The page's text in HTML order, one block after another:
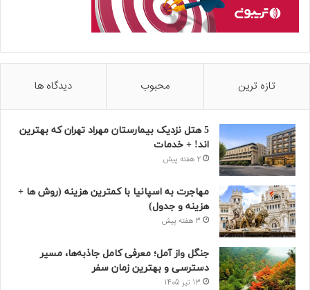
تازه ترین محبوب دیدگاه ها
5 هتل نزدیک بیمارستان مهراد تهران که بهترین‌
اند! + خدمات
2 هفته پیش
مهاجرت به اسپانیا با کمترین هزینه (روش ها +
هزینه و جدول)
3 هفته پیش
جنگل واز آمل؛ معرفی کامل جاذبه‌ها، مسیر
دسترسی و بهترین زمان سفر
13 تیر 1405